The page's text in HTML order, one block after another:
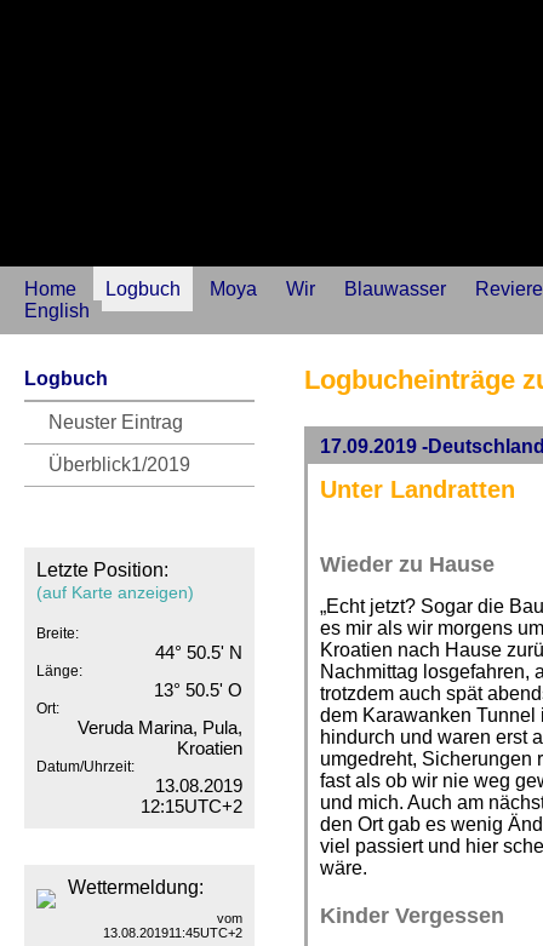
Home Logbuch Moya Wir Blauwasser
Reviere
English
Logbuch
Neuster Eintrag
Überblick1/2019
Letzte Position:
(auf Karte anzeigen)
Breite:
44° 50.5' N
Länge:
13° 50.5' O
Ort:
Veruda Marina, Pula,
Kroatien
Datum/Uhrzeit:
13.08.2019
12:15UTC+2
Wettermeldung:
vom
13.08.201911:45UTC+2
Logbucheinträge
17.09.2019 -
Unter Landratten
Wieder zu Hause
„Echt jetzt? Sogar die
es mir als wir morgens
Kroatien nach Hause
Nachmittag losgefahren,
trotzdem auch spät
dem Karawanken Tunnel
hindurch und waren erst
umgedreht, Sicherungen
fast als ob wir nie weg
und mich. Auch am
den Ort gab es wenig
viel passiert und hier
wäre.
Kinder Vergessen